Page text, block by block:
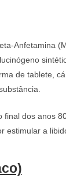
Anfetamina
de tablete,
final dos anos
estimular a